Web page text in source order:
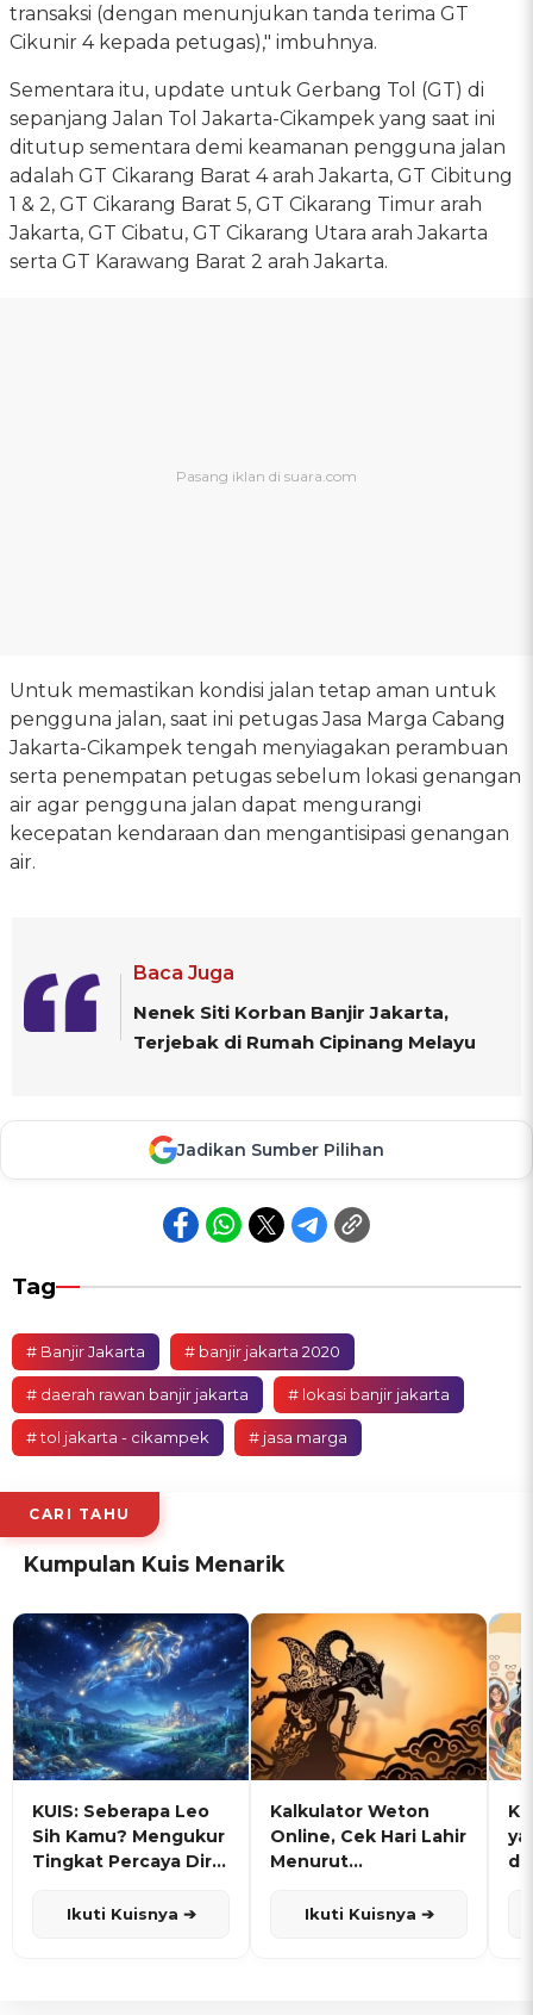
transaksi (dengan menunjukan tanda terima GT
Cikunir 4 kepada petugas)," imbuhnya.
Sementara itu, update untuk Gerbang Tol (GT) di
sepanjang Jalan Tol Jakarta-Cikampek yang saat ini
ditutup sementara demi keamanan pengguna jalan
adalah GT Cikarang Barat 4 arah Jakarta, GT Cibitung
1 & 2, GT Cikarang Barat 5, GT Cikarang Timur arah
Jakarta, GT Cibatu, GT Cikarang Utara arah Jakarta
serta GT Karawang Barat 2 arah Jakarta.
Untuk memastikan kondisi jalan tetap aman untuk
pengguna jalan, saat ini petugas Jasa Marga Cabang
Jakarta-Cikampek tengah menyiagakan perambuan
serta penempatan petugas sebelum lokasi genangan
air agar pengguna jalan dapat mengurangi
kecepatan kendaraan dan mengantisipasi genangan
air.
Baca Juga
Nenek Siti Korban Banjir Jakarta,
Terjebak di Rumah Cipinang Melayu
Jadikan Sumber Pilihan
Tag
# Banjir Jakarta # banjir jakarta 2020
# daerah rawan banjir jakarta # lokasi banjir jakarta
# tol jakarta - cikampek # jasa marga
CARI TAHU
Kumpulan Kuis Menarik
KUIS: Seberapa Leo
Sih Kamu? Mengukur
Tingkat Percaya Diri
Ikuti Kuisnya ➔
Kalkulator Weton
Online, Cek Hari Lahir
Menurut
Ikuti Kuisnya ➔